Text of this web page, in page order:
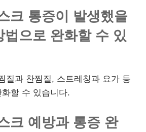
크 통증이 발생했을
법으로 완화할 수 있
질과 찬찜질, 스트레칭과 요가 등
할 수 있습니다.
크 예방과 통증 완